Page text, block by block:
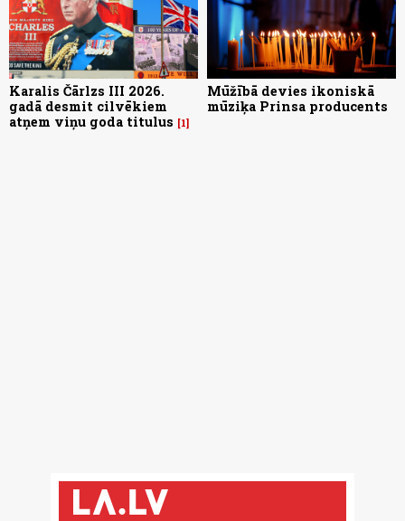
Karalis Čārlzs III 2026.
gadā desmit cilvēkiem
atņem viņu goda titulus
1
Mūžībā devies ikoniskā
mūziķa Prinsa producents